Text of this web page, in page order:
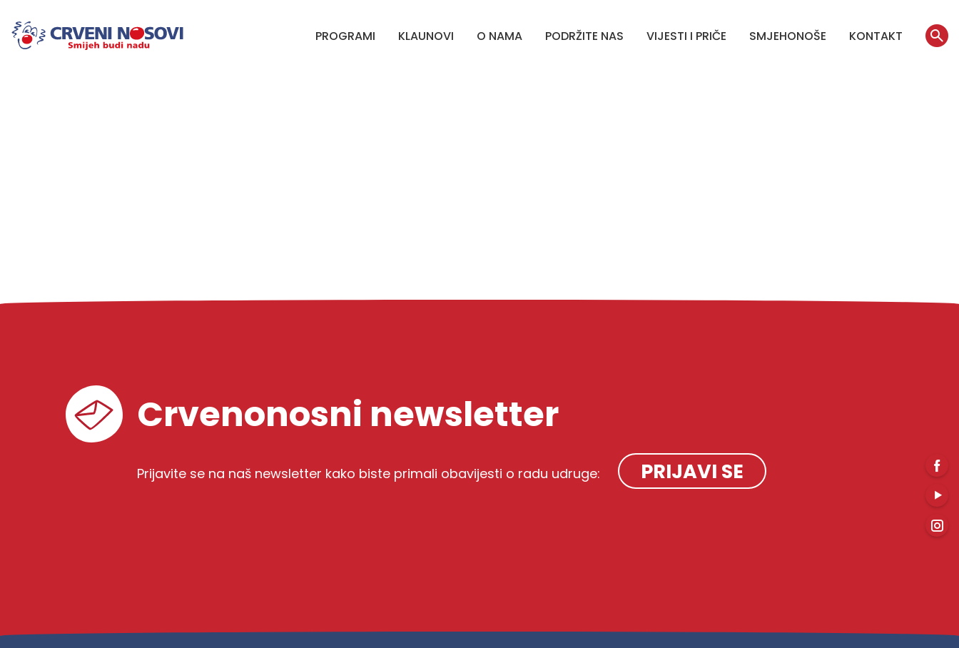
PROGRAMI KLAUNOVI O NAMA PODRŽITE NAS VIJESTI I PRIČE SMJEHONOŠE KONTAKT
Crvenonosni newsletter
Prijavite se na naš newsletter kako biste primali obavijesti o radu udruge: PRIJAVI SE